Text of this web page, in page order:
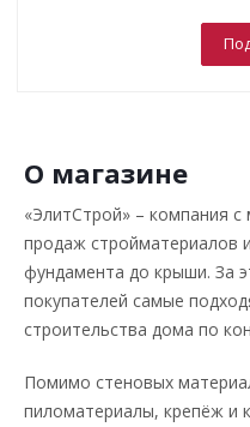
О магазине
«ЭлитСтрой» – компания
продаж стройматериалов
фундамента до крыши. За
покупателей самые
строительства дома по
Помимо стеновых
пиломатериалы, крепёж и